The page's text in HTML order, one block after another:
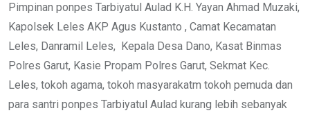
Pimpinan ponpes Tarbiyatul Aulad K.H. Yayan Ahmad Muzaki,
Kapolsek Leles AKP Agus Kustanto , Camat Kecamatan
Leles, Danramil Leles, Kepala Desa Dano, Kasat Binmas
Polres Garut, Kasie Propam Polres Garut, Sekmat Kec.
Leles, tokoh agama, tokoh masyarakatm tokoh pemuda dan
para santri ponpes Tarbiyatul Aulad kurang lebih sebanyak